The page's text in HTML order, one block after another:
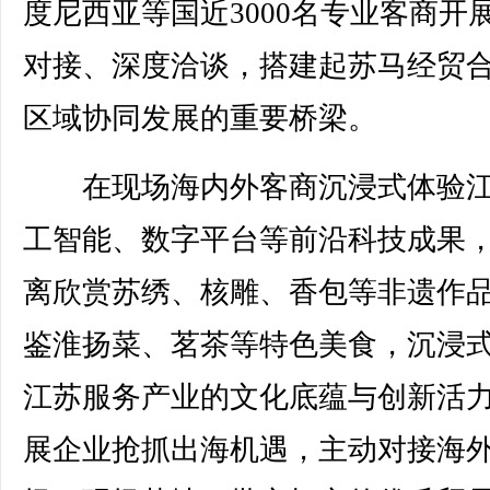
度尼西亚等国近3000名专业客商开
对接、深度洽谈，搭建起苏马经贸
区域协同发展的重要桥梁。
在现场海内外客商沉浸式体验
工智能、数字平台等前沿科技成果
离欣赏苏绣、核雕、香包等非遗作
鉴淮扬菜、茗茶等特色美食，沉浸
江苏服务产业的文化底蕴与创新活
展企业抢抓出海机遇，主动对接海